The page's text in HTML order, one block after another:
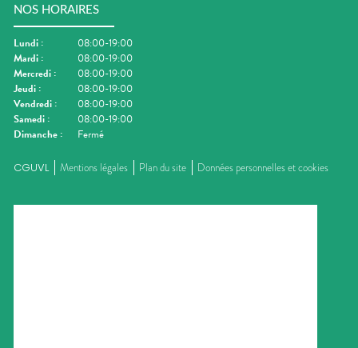
NOS HORAIRES
Lundi :
08:00-19:00
Mardi :
08:00-19:00
Mercredi :
08:00-19:00
Jeudi :
08:00-19:00
Vendredi :
08:00-19:00
Samedi :
08:00-19:00
Dimanche : Fermé
CGUVL Mentions légales Plan du site Données personnelles et cookies